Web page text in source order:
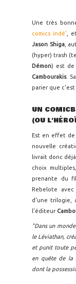
Une très
comics indé' ,
Jason Shiga,
(hyper) trash
Démon) est de
Cambourakis.
parier que c'est
UN
(OU
Est en effet de
nouvelle
livrait donc
choix
prenante du
Rebelote avec
d'une trilogie,
l'éditeur
"Dans un
le Léviathan,
et punit toute
en quête de la
dont la